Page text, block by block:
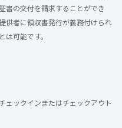
書の交付を請求することができ
供者に領収書発行が義務付けられ
可能です。
ェックインまたはチェックアウト